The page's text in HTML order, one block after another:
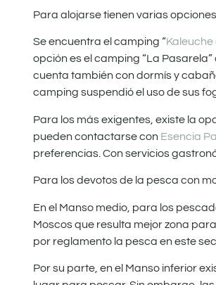
Para alojarse tienen varias
Se encuentra el camping “Kaleuche
opción es el camping “La
cuenta también con dormís y
camping suspendió el uso de sus
Para los más exigentes, existe la
pueden contactarse con Esencia
preferencias. Con servicios
Para los devotos de la pesca con
En el Manso medio, para los
Moscos que resulta mejor zona
por reglamento la pesca en este
Por su parte, en el Manso inferior